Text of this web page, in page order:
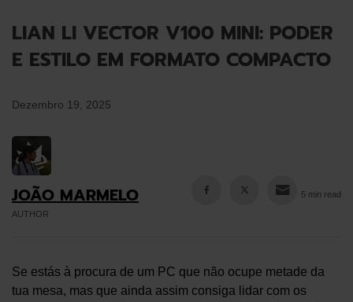
LIAN LI VECTOR V100 MINI: PODER
E ESTILO EM FORMATO COMPACTO
Dezembro 19, 2025
JOÃO MARMELO
AUTHOR
5 min read
Se estás à procura de um PC que não ocupe metade da
tua mesa, mas que ainda assim consiga lidar com os